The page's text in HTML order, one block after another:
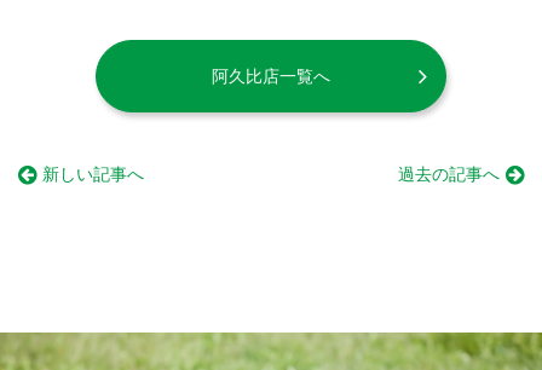
阿久比店一覧へ
新しい記事へ 過去の記事へ